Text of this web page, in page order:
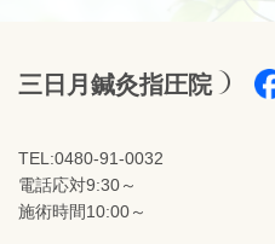
三日月鍼灸指圧院
TEL:0480-91-0032
電話応対9:30～
施術時間10:00～